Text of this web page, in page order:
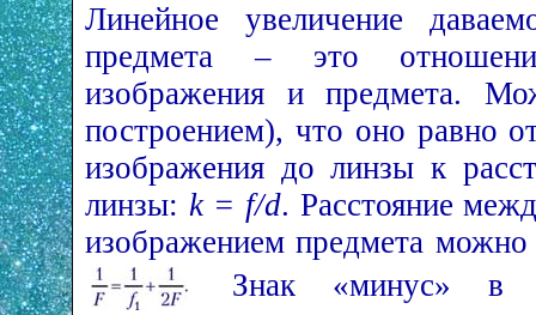
Линейное увеличение
предмета – это
изображения и предмета.
построением), что оно равно
изображения до линзы к
линзы: k = f/d. Расстояние
изображением предмета
Знак «минус» в